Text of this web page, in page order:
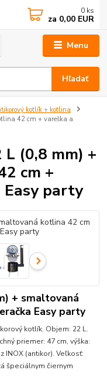
Menu
Hľadať
0 ks
za 0,00 EUR
kotlík + kotlina
42 cm + vareška a
(0,8 mm) +
cm +
Easy party
+ smaltovaná
Easy party
kotlík. Objem: 22 L.
priemer: 47 cm, výška:
INOX (antikor). Veľkosť:
špeciálnym čiernym